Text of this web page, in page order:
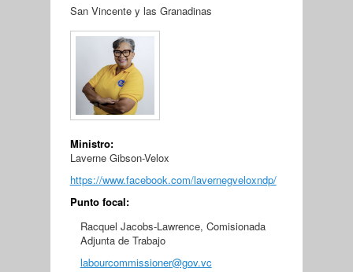
San Vincente y las Granadinas
Ministro:
Laverne Gibson-Velox
https://www.facebook.com/lavernegveloxndp/
Punto focal:
Racquel Jacobs-Lawrence, Comisionada
Adjunta de Trabajo
labourcommissioner@gov.vc